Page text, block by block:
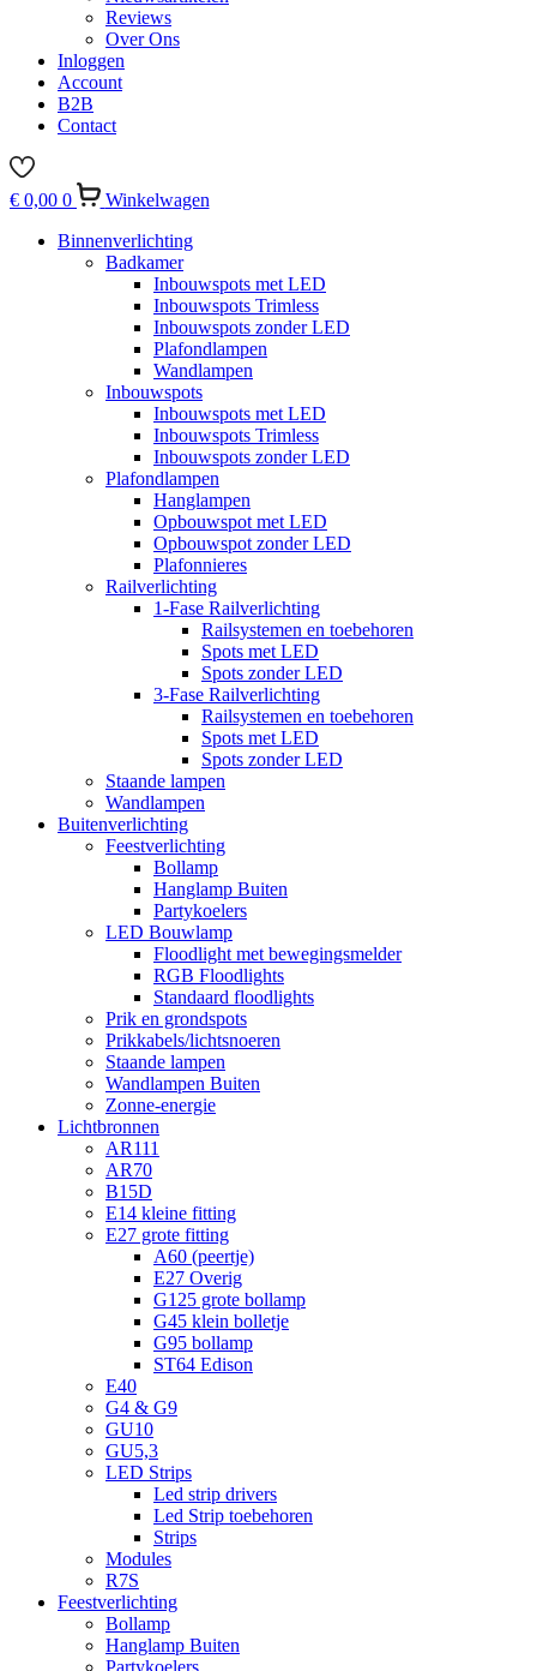
Reviews
Over Ons
Inloggen
Account
B2B
Contact
€ 0,00 0
Winkelwagen
Binnenverlichting
Badkamer
Inbouwspots met LED
Inbouwspots Trimless
Inbouwspots zonder LED
Plafondlampen
Wandlampen
Inbouwspots
Inbouwspots met LED
Inbouwspots Trimless
Inbouwspots zonder LED
Plafondlampen
Hanglampen
Opbouwspot met LED
Opbouwspot zonder LED
Plafonnieres
Railverlichting
1-Fase Railverlichting
Railsystemen en toebehoren
Spots met LED
Spots zonder LED
3-Fase Railverlichting
Railsystemen en toebehoren
Spots met LED
Spots zonder LED
Staande lampen
Wandlampen
Buitenverlichting
Feestverlichting
Bollamp
Hanglamp Buiten
Partykoelers
LED Bouwlamp
Floodlight met bewegingsmelder
RGB Floodlights
Standaard floodlights
Prik en grondspots
Prikkabels/lichtsnoeren
Staande lampen
Wandlampen Buiten
Zonne-energie
Lichtbronnen
AR111
AR70
B15D
E14 kleine fitting
E27 grote fitting
A60 (peertje)
E27 Overig
G125 grote bollamp
G45 klein bolletje
G95 bollamp
ST64 Edison
E40
G4 & G9
GU10
GU5,3
LED Strips
Led strip drivers
Led Strip toebehoren
Strips
Modules
R7S
Feestverlichting
Bollamp
Hanglamp Buiten
Partykoelers